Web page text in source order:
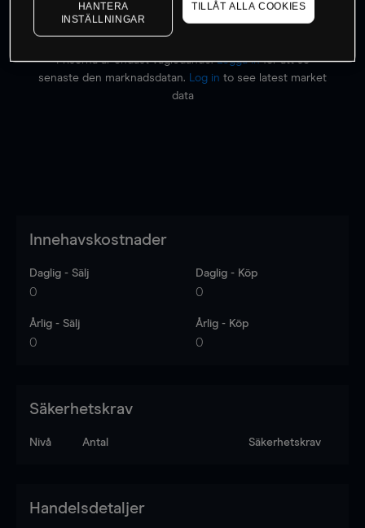
Priserna är endast vägledande.Logga inför att se
senaste den marknadsdatan.
Log in to see latest market
data
Innehavskostnader
Daglig - Sälj
0
Daglig - Köp
0
Årlig - Sälj
0
Årlig - Köp
0
Säkerhetskrav
Nivå Antal Säkerhetskrav
Handelsdetaljer
HANTERA
INSTÄLLNINGAR
TILLÅT ALLA COOKIES